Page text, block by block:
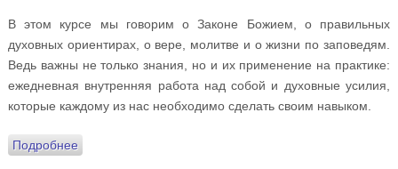
В этом курсе мы говорим о Законе Божием, о правильных
духовных ориентирах, о вере, молитве и о жизни по заповедям.
Ведь важны не только знания, но и их применение на практике:
ежедневная внутренняя работа над собой и духовные усилия,
которые каждому из нас необходимо сделать своим навыком.
Подробнеео Приглашаем на Субботние беседы об основах